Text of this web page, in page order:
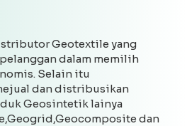
Geotextile yang
dalam memilih
Selain itu
dan distribusikan
Geosintetik lainya
dan